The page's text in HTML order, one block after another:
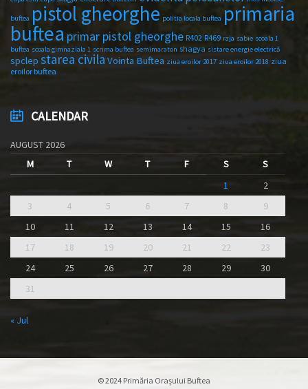
buftea pistol gheorghe politia locala buftea primaria
buftea primar pistol gheorghe R402 R469 raja sabie scoala 1
buftea scoala gimnaziala 1 scrima buftea semimaraton shagya sistare energie electrică
spclep starea civila Vointa Buftea ziua eroilor 2017 ziua eroilor 2018 ziua
eroilor buftea
CALENDAR
AUGUST 2026
M
T W T F S
S
1
2
3
4 5 6 7 8
9
10
11 12 13 14 15
16
17
18 19 20 21 22
23
24
25 26 27 28 29
30
31
« Jul
© 2024 Primăria Orașului Buftea